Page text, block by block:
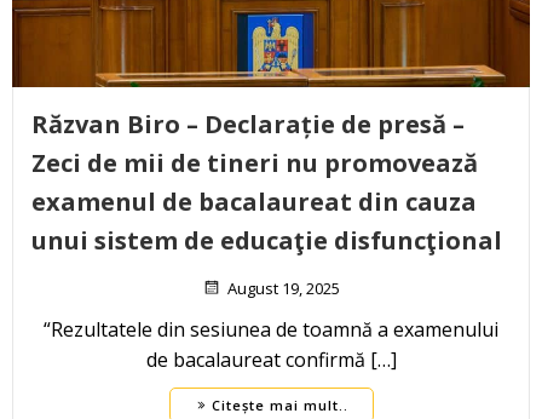
Răzvan Biro – Declarație de presă –
Zeci de mii de tineri nu promovează
examenul de bacalaureat din cauza
unui sistem de educaţie disfuncţional
August 19, 2025
“Rezultatele din sesiunea de toamnă a examenului
de bacalaureat confirmă […]
Citește mai mult..